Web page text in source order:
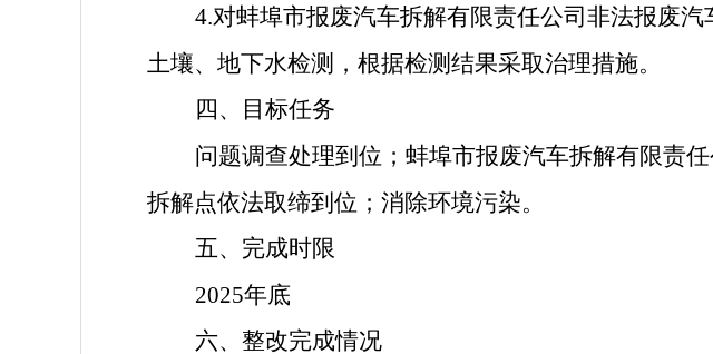
4.对蚌埠市报废汽车拆解有限责任公司非法报废
土壤、地下水检测，根据检测结果采取治理措施。
四、目标任务
问题调查处理到位；蚌埠市报废汽车拆解有限责
拆解点依法取缔到位；消除环境污染。
五、完成时限
2025年底
六、整改完成情况